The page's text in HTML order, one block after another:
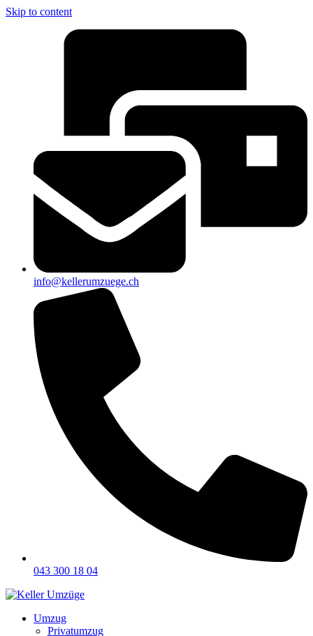
Skip to content
info@kellerumzuege.ch
043 300 18 04
Umzug
Privatumzug